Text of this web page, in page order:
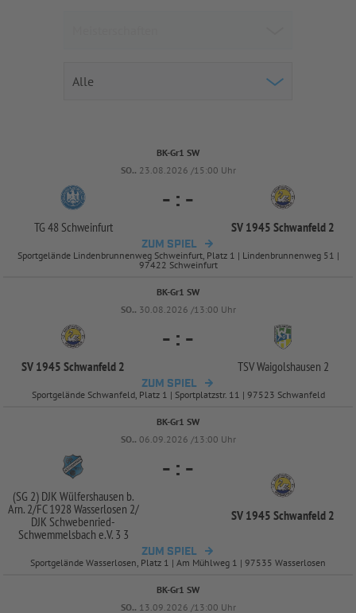
BK-Gr1 SW
SO.. 23.08.2026 /15:00 Uhr
TG 48 Schweinfurt
- : -
SV 1945 Schwanfeld 2
ZUM SPIEL
Sportgelände Lindenbrunnenweg Schweinfurt, Platz 1 | Lindenbrunnenweg 51 |
97422 Schweinfurt
BK-Gr1 SW
SO.. 30.08.2026 /13:00 Uhr
SV 1945 Schwanfeld 2
- : -
TSV Waigolshausen 2
ZUM SPIEL
Sportgelände Schwanfeld, Platz 1 | Sportplatzstr. 11 | 97523 Schwanfeld
BK-Gr1 SW
SO.. 06.09.2026 /13:00 Uhr
(SG 2) DJK Wülfershausen b.
Arn. 2/FC 1928 Wasserlosen 2/
DJK Schwebenried-
Schwemmelsbach e.V. 3 3
- : -
SV 1945 Schwanfeld 2
ZUM SPIEL
Sportgelände Wasserlosen, Platz 1 | Am Mühlweg 1 | 97535 Wasserlosen
BK-Gr1 SW
SO.. 13.09.2026 /13:00 Uhr